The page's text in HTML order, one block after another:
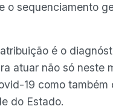
o sequenciamento
é o
atuar não só neste
19 como
do Estado.